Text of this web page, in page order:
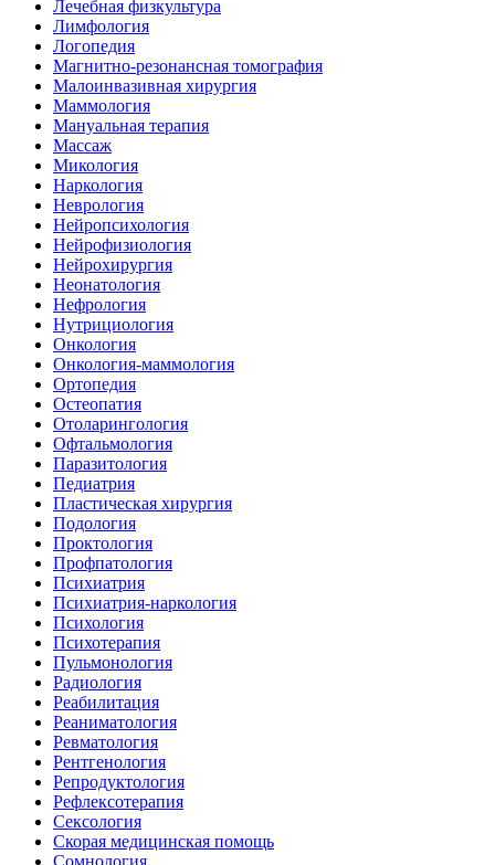
Лечебная физкультура
Лимфология
Логопедия
Магнитно-резонансная томография
Малоинвазивная хирургия
Маммология
Мануальная терапия
Массаж
Микология
Наркология
Неврология
Нейропсихология
Нейрофизиология
Нейрохирургия
Неонатология
Нефрология
Нутрициология
Онкология
Онкология-маммология
Ортопедия
Остеопатия
Отоларингология
Офтальмология
Паразитология
Педиатрия
Пластическая хирургия
Подология
Проктология
Профпатология
Психиатрия
Психиатрия-наркология
Психология
Психотерапия
Пульмонология
Радиология
Реабилитация
Реаниматология
Ревматология
Рентгенология
Репродуктология
Рефлексотерапия
Сексология
Скорая медицинская помощь
Сомнология